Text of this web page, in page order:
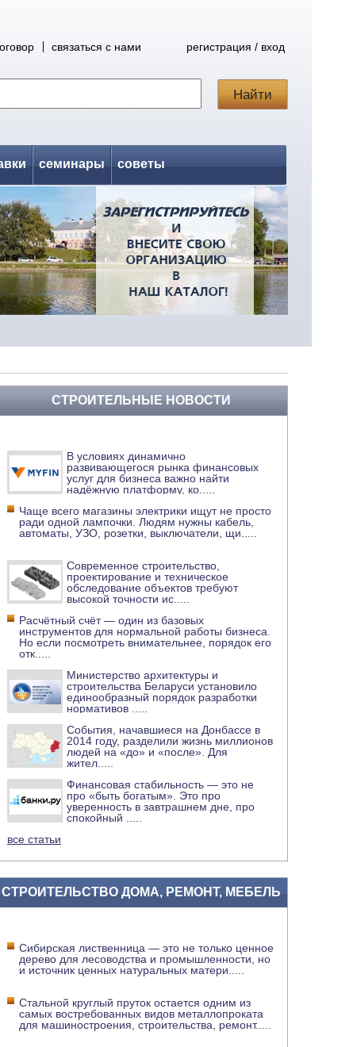
регистрация / вход
связаться с нами
семинары советы
СТРОИТЕЛЬНЫЕ НОВОСТИ
В условиях динамично
развивающегося рынка финансовых
услуг для бизнеса важно найти
надёжную платформу, ко
Чаще всего магазины электрики ищут не просто
ради одной лампочки. Людям нужны кабель,
автоматы, УЗО, розетки, выключатели, щи
Современное строительство,
проектирование и техническое
обследование объектов требуют
высокой точности ис
Расчётный счёт — один из базовых
инструментов для нормальной работы бизнеса.
Но если посмотреть внимательнее, порядок его
отк
Министерство архитектуры и
строительства Беларуси установило
единообразный порядок разработки
нормативов
События, начавшиеся на Донбассе в
2014 году, разделили жизнь миллионов
людей на «до» и «после». Для
жител
Финансовая стабильность — это не
про «быть богатым». Это про
уверенность в завтрашнем дне, про
спокойный
все статьи
СТРОИТЕЛЬСТВО ДОМА, РЕМОНТ, МЕБЕЛЬ
Сибирская лиственница — это не только ценное
дерево для лесоводства и промышленности, но
и источник ценных натуральных матери
Стальной круглый пруток остается одним из
самых востребованных видов металлопроката
для машиностроения, строительства, ремонт.....